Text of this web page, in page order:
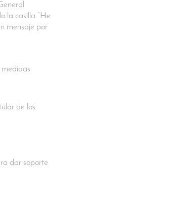
la casilla “He
mensaje por
de los
dar soporte